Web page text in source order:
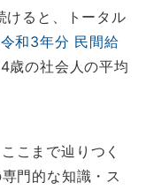
けると、トータル
令和3年分 民間給
歳の社会人の平均
こまで辿りつく
門的な知識・ス